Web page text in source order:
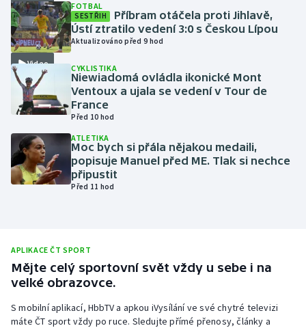
Lyže a snowboard
Moderní pětiboj
Motorsport
Olympijské hry
Parasport
Plavání
Ragby
Rychlobruslení
Rychlostní kanoistika
Video
FOTBAL
SESTŘIH
Příbram otáčela proti Jihlavě,
Ústí ztratilo vedení 3:0 s Českou Lípou
Aktualizováno před 9 hod
CYKLISTIKA
Niewiadomá ovládla ikonické Mont
Ventoux a ujala se vedení v Tour de
France
Před 10 hod
ATLETIKA
Moc bych si přála nějakou medaili,
popisuje Manuel před ME. Tlak si nechce
připustit
Před 11 hod
APLIKACE ČT SPORT
Mějte celý sportovní svět vždy u sebe i na
velké obrazovce.
S mobilní aplikací, HbbTV a apkou iVysílání ve své chytré televizi
máte ČT sport vždy po ruce. Sledujte přímé přenosy, články a